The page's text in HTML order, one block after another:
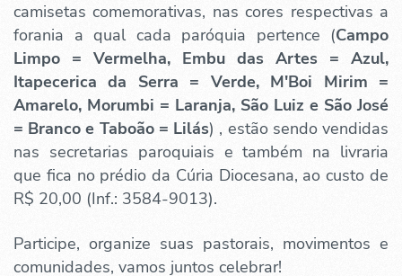
camisetas comemorativas, nas cores respectivas a
forania a qual cada paróquia pertence (Campo
Limpo = Vermelha, Embu das Artes = Azul,
Itapecerica da Serra = Verde, M'Boi Mirim =
Amarelo, Morumbi = Laranja, São Luiz e São José
= Branco e Taboão = Lilás) , estão sendo vendidas
nas secretarias paroquiais e também na livraria
que fica no prédio da Cúria Diocesana, ao custo de
R$ 20,00 (Inf.: 3584-9013).
Participe, organize suas pastorais, movimentos e
comunidades, vamos juntos celebrar!